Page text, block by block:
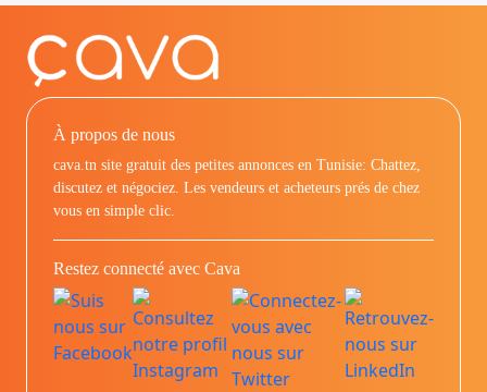
À propos de nous
cava.tn site gratuit des petites annonces en Tunisie: Chattez,
discutez et négociez. Les vendeurs et acheteurs prés de chez
vous en simple clic.
Restez connecté avec Cava